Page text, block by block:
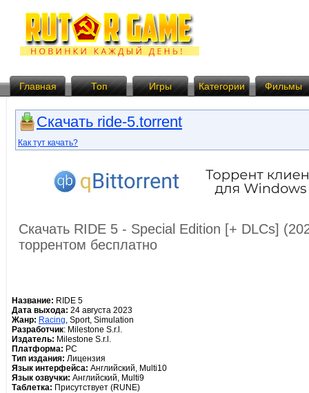
Главная Топ Игры Категории Фильмы
Скачать ride-5.torrent
Как тут качать?
Скачать RIDE 5 - Special Edition [+ DLCs]
торрентом бесплатно
Название: RIDE 5
Дата выхода: 24 августа 2023
Жанр: Racing, Sport, Simulation
Разработчик: Milestone S.r.l.
Издатель: Milestone S.r.l.
Платформа: PC
Тип издания: Лицензия
Язык интерфейса: Английский, Multi10
Язык озвучки: Английский, Multi9
Таблетка: Присутствует (RUNE)